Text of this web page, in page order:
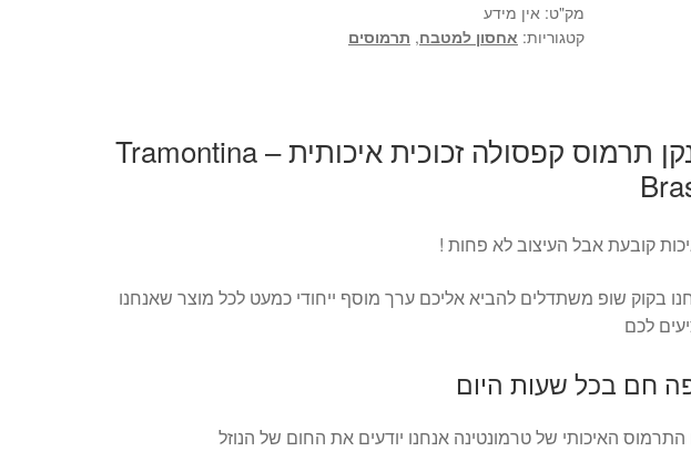
-
Tramontina
מק"ט:אין מידע
קטגוריות: אחסון למטבח, תרמוסים
קנקן תרמוס קפסולה זכוכית איכותית – Tramontina
קובעת אבל העיצוב לא פחות !
בקוק שופ משתדלים להביא אליכם ערך מוסף ייחודי כמעט לכל מוצר שאנחנו
לכם
חם בכל שעות היום
האיכותי של טרמונטינה אנחנו יודעים את החום של הנוזל